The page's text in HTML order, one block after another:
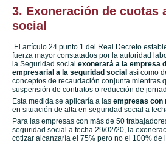
3. Exoneración de cuotas
social
El artículo 24 punto 1 del Real Decreto
fuerza mayor constatados por la autoridad
la Seguridad social exonerará a la empresa
empresarial a la seguridad social así como
conceptos de recaudación conjunta mientras
suspensión de contratos o reducción de
Esta medida se aplicaría a las empresas con
en situación de alta en seguridad social a
Para las empresas con más de 50
seguridad social a fecha 29/02/20, la
cotizar alcanzaría el 75% pero no el 100% de